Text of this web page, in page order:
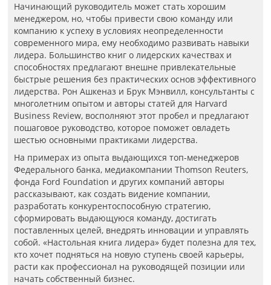
Начинающий руководитель может стать хорошим
менеджером, но, чтобы привести свою команду или
компанию к успеху в условиях неопределенности
современного мира, ему необходимо развивать навыки
лидера. Большинство книг о лидерских качествах и
способностях предлагают внешне привлекательные
быстрые решения без практических основ эффективного
лидерства. Рон Ашкеназ и Брук Мэнвилл, консультанты с
многолетним опытом и авторы статей для Harvard
Business Review, восполняют этот пробел и предлагают
пошаговое руководство, которое поможет овладеть
шестью основными практиками лидерства.
На примерах из опыта выдающихся топ-менеджеров
Федерального банка, медиакомпании Thomson Reuters,
фонда Ford Foundation и других компаний авторы
рассказывают, как создать видение компании,
разработать конкурентоспособную стратегию,
сформировать выдающуюся команду, достигать
поставленных целей, внедрять инновации и управлять
собой. «Настольная книга лидера» будет полезна для тех,
кто хочет подняться на новую ступень своей карьеры,
расти как профессионал на руководящей позиции или
начать собственный бизнес.